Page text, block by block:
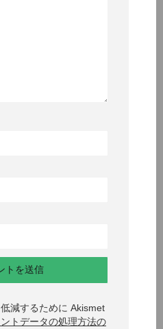
減するために Akismet
トデータの処理方法の